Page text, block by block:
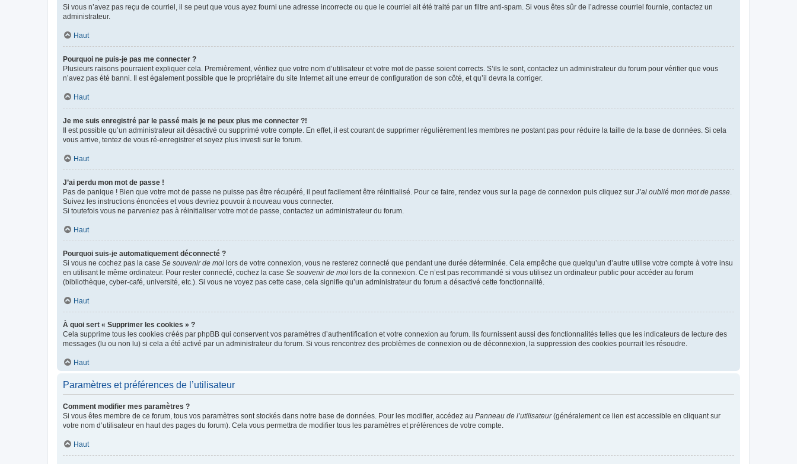
Si vous n’avez pas reçu de courriel, il se peut que vous ayez fourni une adresse incorrecte ou que le courriel ait été traité par un filtre anti-spam. Si vous êtes sûr de l’adresse courriel fournie, contactez un
administrateur.
Haut
Pourquoi ne puis-je pas me connecter ?
Plusieurs raisons pourraient expliquer cela. Premièrement, vérifiez que votre nom d’utilisateur et votre mot de passe soient corrects. S’ils le sont, contactez un administrateur du forum pour vérifier que vous
n’avez pas été banni. Il est également possible que le propriétaire du site Internet ait une erreur de configuration de son côté, et qu’il devra la corriger.
Haut
Je me suis enregistré par le passé mais je ne peux plus me connecter ?!
Il est possible qu’un administrateur ait désactivé ou supprimé votre compte. En effet, il est courant de supprimer régulièrement les membres ne postant pas pour réduire la taille de la base de données. Si cela
vous arrive, tentez de vous ré-enregistrer et soyez plus investi sur le forum.
Haut
J’ai perdu mon mot de passe !
Pas de panique ! Bien que votre mot de passe ne puisse pas être récupéré, il peut facilement être réinitialisé. Pour ce faire, rendez vous sur la page de connexion puis cliquez sur J’ai oublié mon mot de passe
Suivez les instructions énoncées et vous devriez pouvoir à nouveau vous connecter.
Si toutefois vous ne parveniez pas à réinitialiser votre mot de passe, contactez un administrateur du forum.
Haut
Pourquoi suis-je automatiquement déconnecté ?
Si vous ne cochez pas la case Se souvenir de moi lors de votre connexion, vous ne resterez connecté que pendant une durée déterminée. Cela empêche que quelqu’un d’autre utilise votre compte à votre insu
en utilisant le même ordinateur. Pour rester connecté, cochez la case Se souvenir de moi lors de la connexion. Ce n’est pas recommandé si vous utilisez un ordinateur public pour accéder au forum
(bibliothèque, cyber-café, université, etc.). Si vous ne voyez pas cette case, cela signifie qu’un administrateur du forum a désactivé cette fonctionnalité.
Haut
À quoi sert « Supprimer les cookies » ?
Cela supprime tous les cookies créés par phpBB qui conservent vos paramètres d’authentification et votre connexion au forum. Ils fournissent aussi des fonctionnalités telles que les indicateurs de lecture des
messages (lu ou non lu) si cela a été activé par un administrateur du forum. Si vous rencontrez des problèmes de connexion ou de déconnexion, la suppression des cookies pourrait les résoudre.
Haut
Paramètres et préférences de l’utilisateur
Comment modifier mes paramètres ?
Si vous êtes membre de ce forum, tous vos paramètres sont stockés dans notre base de données. Pour les modifier, accédez au Panneau de l’utilisateur(généralement ce lien est accessible en cliquant sur
votre nom d’utilisateur en haut des pages du forum). Cela vous permettra de modifier tous les paramètres et préférences de votre compte.
Haut